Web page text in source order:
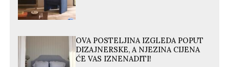
OVA POSTELJINA IZGLEDA POPUT
DIZAJNERSKE, A NJEZINA CIJENA
ĆE VAS IZNENADITI!